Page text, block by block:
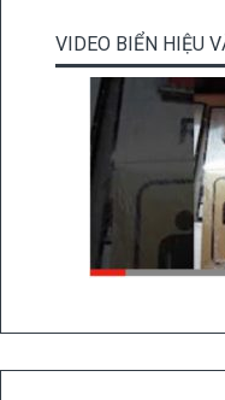
VIDEO BIỂN HIỆU